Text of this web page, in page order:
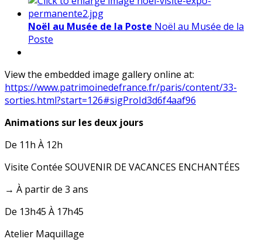
Noël au Musée de la Poste Noël au Musée de la
Poste
View the embedded image gallery online at:
https://www.patrimoinedefrance.fr/paris/content/33-
sorties.html?start=126#sigProId3d6f4aaf96
Animations sur les deux jours
De 11h À 12h
Visite Contée SOUVENIR DE VACANCES ENCHANTÉES
→ À partir de 3 ans
De 13h45 À 17h45
Atelier Maquillage